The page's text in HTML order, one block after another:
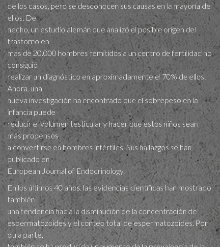
de los casos, pero se desconocen sus causas en la mayoría de
ellos. De
hecho, un estudio alemán que analizó el posible origen del
trastorno en
más de 20.000 hombres remitidos a un centro de fertilidad no
consiguió
realizar un diagnóstico en aproximadamente el 70% de ellos.
Ahora, una
nueva investigación ha encontrado que el sobrepeso en la
infancia puede
reducir el volumen testicular y hacer que estos niños sean
más propensos
a convertirse en hombres infértiles. Sus hallazgos se han
publicado en
European Journal of Endocrinology.
En los últimos 40 años, las evidencias científicas han mostrado
también
una tendencia hacia la disminución de la concentración de
espermatozoides y el conteo total de espermatozoides. Por
otra parte,